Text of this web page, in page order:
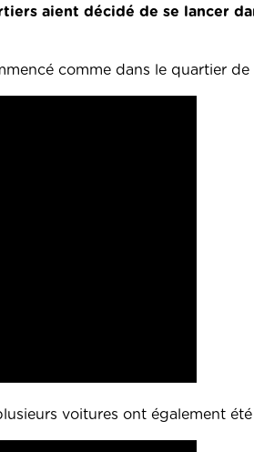
aient décidé de se lancer
comme dans le quartier de
voitures ont également